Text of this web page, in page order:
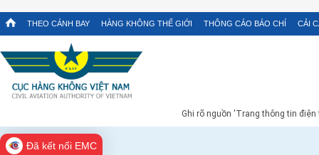
THEO CÁNH BAY HÀNG KHÔNG THẾ GIỚI THÔNG CÁO BÁO CHÍ CẢI
Ghi rõ nguồn 'Trang thông tin
Đã kết nối EMC